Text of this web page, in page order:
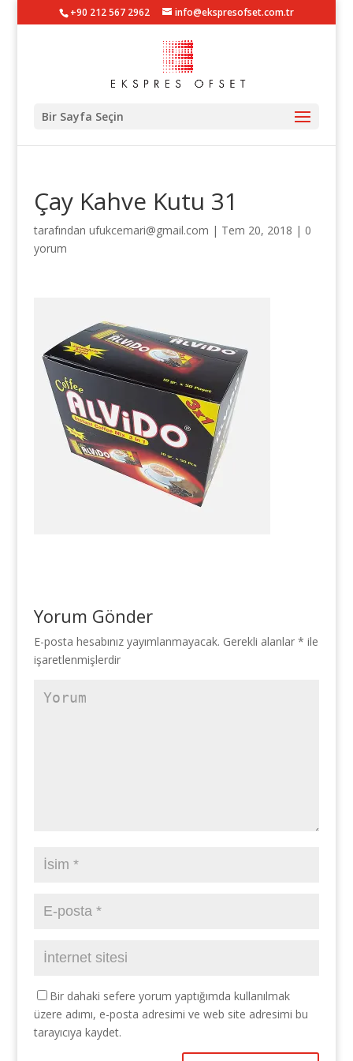
+90 212 567 2962 info@ekspresofset.com.tr
Bir Sayfa Seçin
Çay Kahve Kutu 31
tarafından ufukcemari@gmail.com | Tem 20, 2018 | 0
yorum
Yorum Gönder
E-posta hesabınız yayımlanmayacak. Gerekli alanlar * ile
işaretlenmişlerdir
Bir dahaki sefere yorum yaptığımda kullanılmak
üzere adımı, e-posta adresimi ve web site adresimi bu
tarayıcıya kaydet.